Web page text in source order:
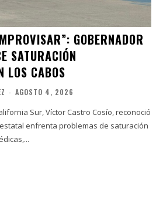
GOBERNADOR
SATURACIÓN
LOS CABOS
- AGOSTO 4, 2026
Sur, Víctor Castro Cosío, reconoció
enfrenta problemas de saturación